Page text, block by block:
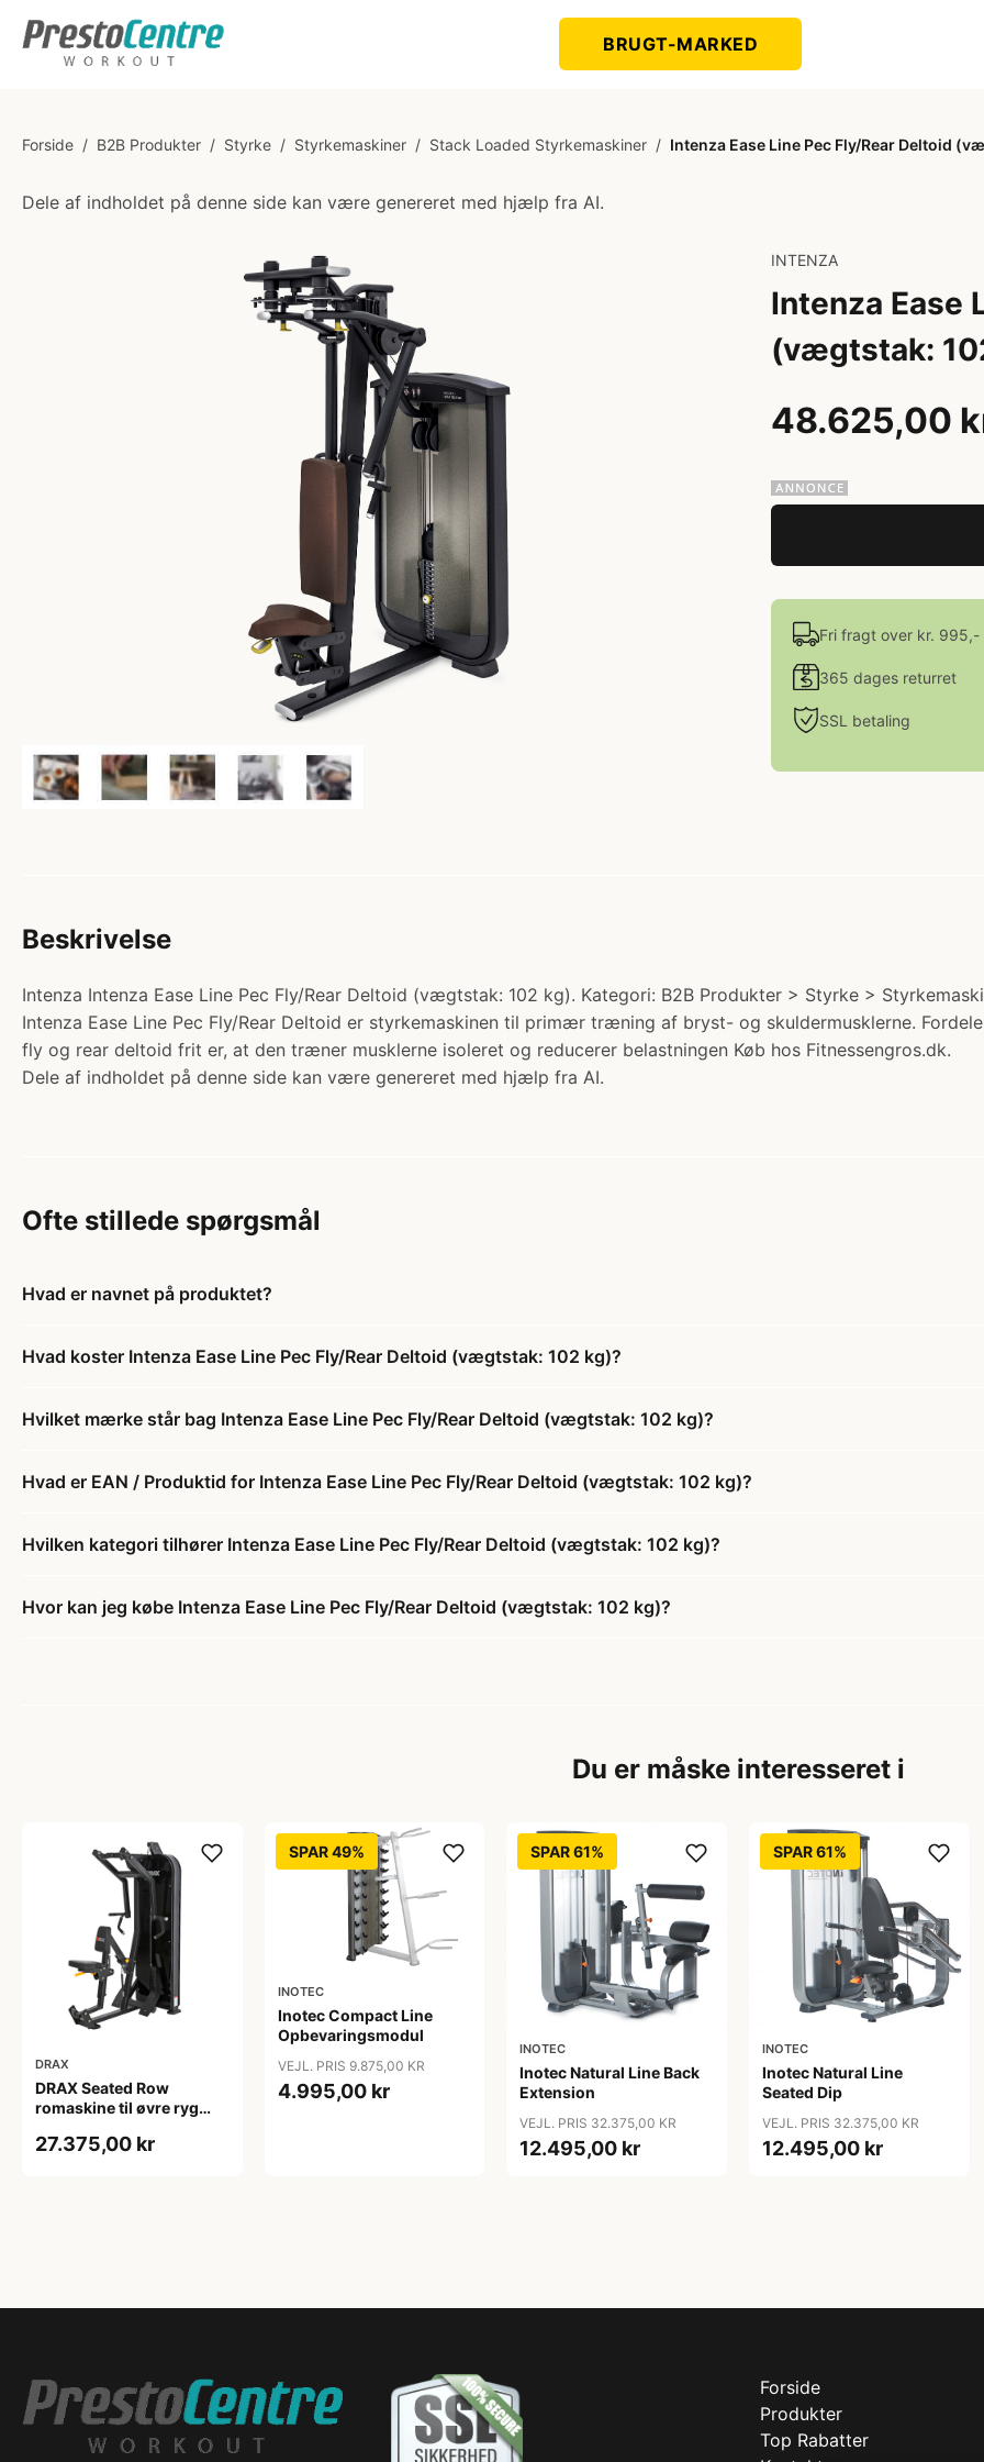
BRUGT-MARKED
Forside / B2B Produkter / Styrke / Styrkemaskiner / Stack Loaded Styrkemaskiner / Intenza Ease Line Pec Fly/Rear Deltoid
Dele af indholdet på denne side kan være genereret med hjælp fra AI.
INTENZA
Intenza Ease
(vægtstak:
48.625,00
Fri fragt over kr. 995,-
365 dages returret
SSL betaling
Beskrivelse
Intenza Intenza Ease Line Pec Fly/Rear Deltoid (vægtstak: 102 kg). Kategori: B2B Produkter > Styrke >
Intenza Ease Line Pec Fly/Rear Deltoid er styrkemaskinen til primær træning af bryst- og skuldermusklerne.
fly og rear deltoid frit er, at den træner musklerne isoleret og reducerer belastningen Køb hos Fitnessengros.dk.
Dele af indholdet på denne side kan være genereret med hjælp fra AI.
Ofte stillede spørgsmål
Hvad er navnet på produktet?
Hvad koster Intenza Ease Line Pec Fly/Rear Deltoid (vægtstak: 102 kg)?
Hvilket mærke står bag Intenza Ease Line Pec Fly/Rear Deltoid (vægtstak: 102 kg)?
Hvad er EAN / Produktid for Intenza Ease Line Pec Fly/Rear Deltoid (vægtstak: 102 kg)?
Hvilken kategori tilhører Intenza Ease Line Pec Fly/Rear Deltoid (vægtstak: 102 kg)?
Hvor kan jeg købe Intenza Ease Line Pec Fly/Rear Deltoid (vægtstak: 102 kg)?
Du er måske interesseret i
DRAX
DRAX Seated Row
romaskine til øvre ryg
27.375,00 kr
SPAR 49%
INOTEC
Inotec Compact Line
Opbevaringsmodul
VEJL. PRIS 9.875,00 KR
4.995,00 kr
SPAR 61%
INOTEC
Inotec Natural Line Back
Extension
VEJL. PRIS 32.375,00 KR
12.495,00 kr
SPAR 61%
INOTEC
Inotec Natural Line
Seated Dip
VEJL. PRIS 32.375,00 KR
12.495,00 kr
Forside
Produkter
Top Rabatter